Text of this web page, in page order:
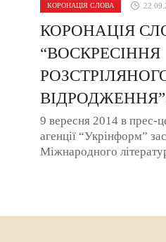
КОРОНАЦІЯ СЛОВА
КОРОНАЦІЯ
“ВОСКРЕСІННЯ
9 вересня 2014 в прес-
агенції “Укрінформ”
Міжнародного